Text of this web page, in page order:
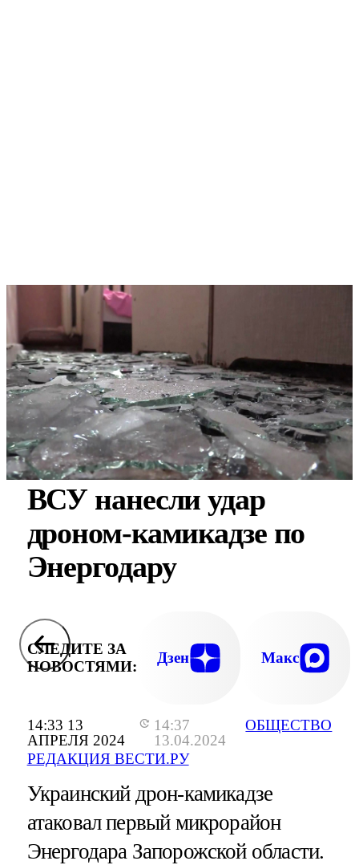
14:33 13
АПРЕЛЯ 2024
14:37
13.04.2024
РЕДАКЦИЯ ВЕСТИ.РУ
ОБЩЕСТВО
ВСУ нанесли удар
дроном-камикадзе по
Энергодару
СЛЕДИТЕ ЗА
НОВОСТЯМИ:
Дзен Макс
Украинский дрон-камикадзе
атаковал первый микрорайон
Энергодара Запорожской области.